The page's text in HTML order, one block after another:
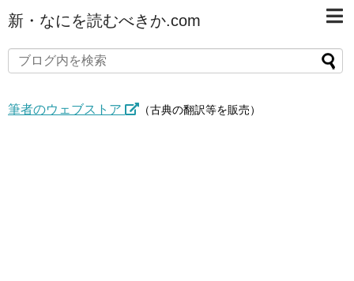
新・なにを読むべきか.com
筆者のウェブストア （古典の翻訳等を販売）